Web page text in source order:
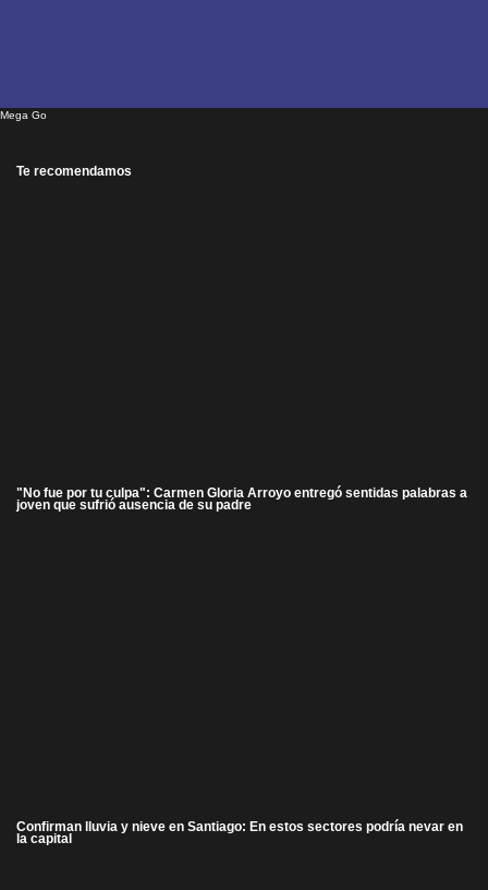
Mega Go
Te recomendamos
"No fue por tu culpa": Carmen Gloria Arroyo entregó sentidas palabras a
joven que sufrió ausencia de su padre
Confirman lluvia y nieve en Santiago: En estos sectores podría nevar en
la capital